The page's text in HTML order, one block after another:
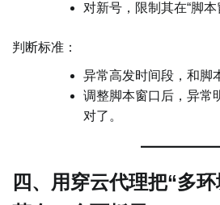
对新号，限制其在“脚本
判断标准：
异常高发时间段，和脚
调整脚本窗口后，异常
对了。
四、用穿云代理把“多